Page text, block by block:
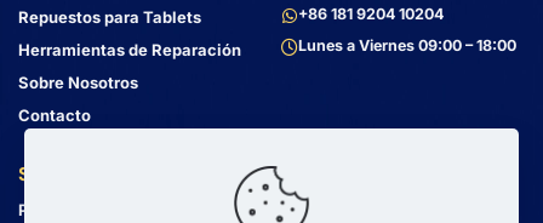
Repuestos para Tablets
Herramientas de Reparación
Sobre Nosotros
Contacto
Servicio al Cliente
Política de Privacidad
+86 181 9204 10204
Lunes a Viernes 09:00 – 18:00
Dirección
Bin Jiang Xi Lu